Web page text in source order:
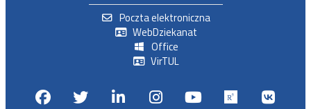
Poczta elektroniczna
WebDziekanat
Office
VirTUL
FacebookTwitterLinkedinInstagram
Youtube